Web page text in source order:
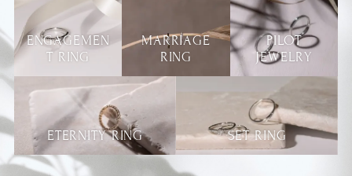
ENGAGEMEN
T RING
MARRIAGE
RING
PILOT
JEWELRY
ETERNITY RING SET RING